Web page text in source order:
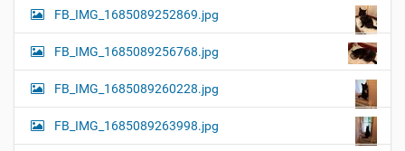
FB_IMG_1685089252869.jpg
FB_IMG_1685089256768.jpg
FB_IMG_1685089260228.jpg
FB_IMG_1685089263998.jpg